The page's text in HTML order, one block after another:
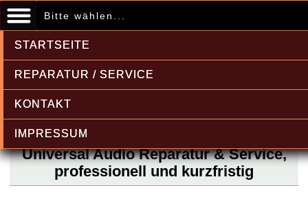
Bitte wählen...
STARTSEITE
REPARATUR / SERVICE
KONTAKT
IMPRESSUM
Universal Audio Reparatur & Service,
professionell und kurzfristig